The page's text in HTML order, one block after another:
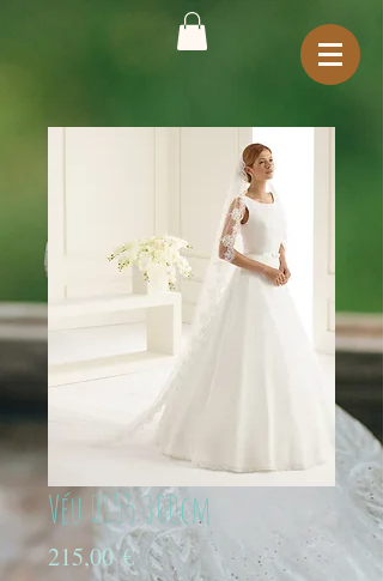
Véu 0155 300cm
215,00 €Preço